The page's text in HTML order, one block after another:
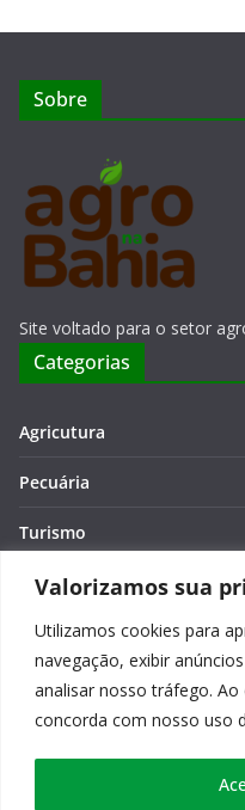
Valorizamos sua
Utilizamos cookies para
navegação, exibir
analisar nosso tráfego. Ao
concorda com nosso uso
Sobre
Site voltado para o setor
Categorias
Agricutura
Pecuária
Turismo
Economia
Meio Ambiente
Editora: Verônica Macêdo